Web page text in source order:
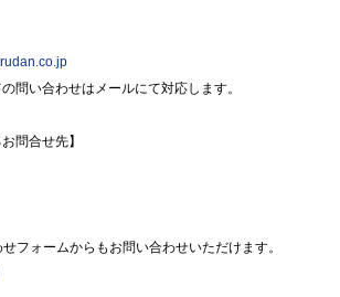
問い合わせはメールにて対応します。
問合せ先】
フォームからもお問い合わせいただけます。